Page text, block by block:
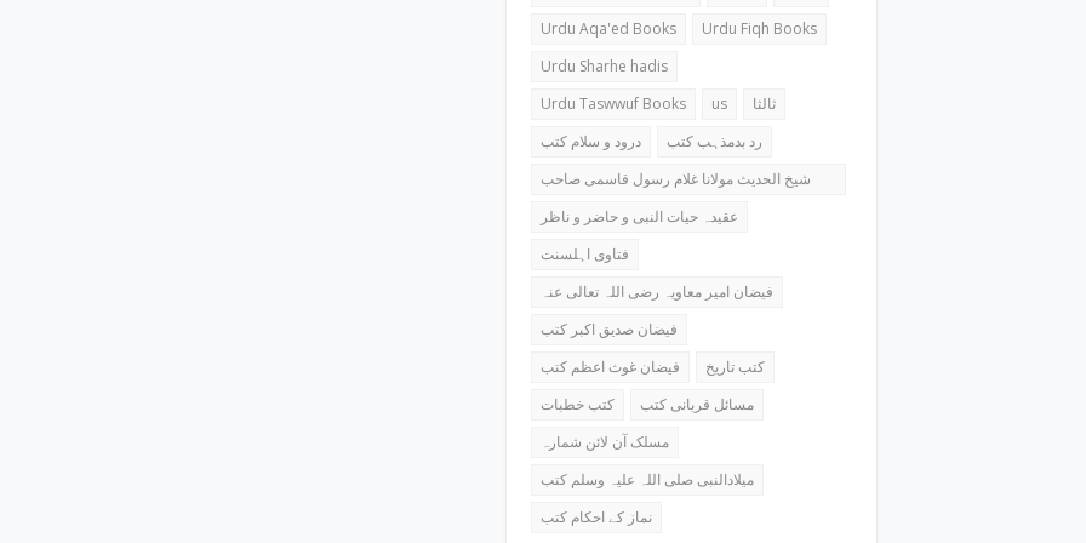
Urdu Aqa'ed Books
Urdu Fiqh Books
Urdu Sharhe hadis
Urdu Taswwuf Books
us
ثالثا
درود و سلام کتب
رد بدمذہب کتب
شیخ الحدیث مولانا غلام رسول قاسمی صاحب
کتب
عقیدہ حیات النبی و حاضر و ناظر
فتاوی اہلسنت
فیضان امیر معاویہ رضی اللہ تعالی عنہ
فیضان صدیق اکبر کتب
فیضان غوث اعظم کتب
کتب تاریخ
کتب خطبات
مسائل قربانی کتب
مسلک آن لائن شمارہ
میلادالنبی صلی اللہ علیہ وسلم کتب
نماز کے احکام کتب